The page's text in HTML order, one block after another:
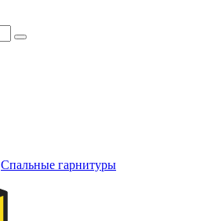
Спальные гарнитуры